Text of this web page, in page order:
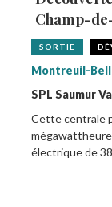
Champ-
SORTIE
Montreuil-
SPL Saumur
Cette centrale
électrique de